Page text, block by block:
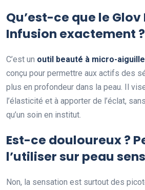
Qu’est-ce que le
Infusion exactement ?
C’est un outil beauté à micro-
conçu pour permettre aux actifs des
plus en profondeur dans la peau. Il
l’élasticité et à apporter de l’éclat,
qu’un soin en institut.
Est-ce douloureux ?
l’utiliser sur peau
Non, la sensation est surtout des